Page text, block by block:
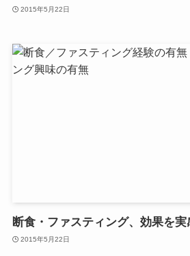
2015年5月22日
断食・ファスティング、効果を
2015年5月22日